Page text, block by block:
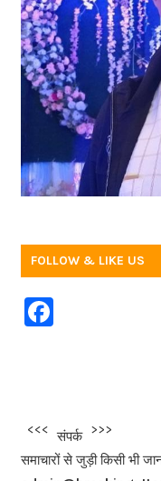
FOLLOW & LIKE US
F
b
o
<<< संपर्क >>>
समाचारों से जुड़ी किसी भी